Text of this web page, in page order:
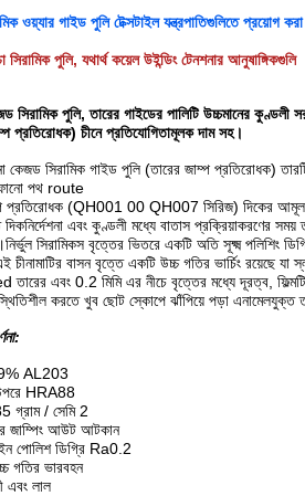
ওয়্যার গাইড পুলি টেক্সটাইল যন্ত্রপাতিগুলিতে প্রয়োগ
সিরামিক পুলি, যথার্থ কয়েল উইন্ডিং টেনশনার আনুষাঙ্গিকগুলি
সিরামিক পুলি, তারের গাইডের পালিটি উচ্চমানের কুণ্ডলী
প্রতিরোধক) চীনে প্রতিযোগিতামূলক দাম সহ।
কেজড সিরামিক গাইড পুলি (তারের জাম্প প্রতিরোধক)
পথ route
প্রতিরোধক (QH001 00 QH007 সিরিজ) দিকের আমূল
দিকনির্দেশনা এবং কুণ্ডলী মধ্যে বাতাস প্রক্রিয়াকরণের সময়
সিরামিকস বৃত্তের ভিতরে একটি অতি সূক্ষ্ম পলিশিং
বাসন বৃত্তে একটি উচ্চ গতির ভার্চিং রয়েছে যা
এবং 0.2 মিমি এর নীচে বৃত্তের মধ্যে দূরত্ব,
করতে খুব ছোট স্কোপে ঝাঁপিয়ে পড়া এনামেলযুক্ত
AL203
HRA88
গ্রাম / সেমি 2
জাম্পিং আউট আটকান
পোলিশ ডিগ্রি Ra0.2
গতির ভারবহন
এবং লাল